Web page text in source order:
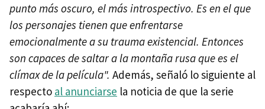
punto más oscuro, el más introspectivo. Es en el que
los personajes tienen que enfrentarse
emocionalmente a su trauma existencial. Entonces
son capaces de saltar a la montaña rusa que es el
clímax de la película". Además, señaló lo siguiente al
respecto al anunciarse la noticia de que la serie